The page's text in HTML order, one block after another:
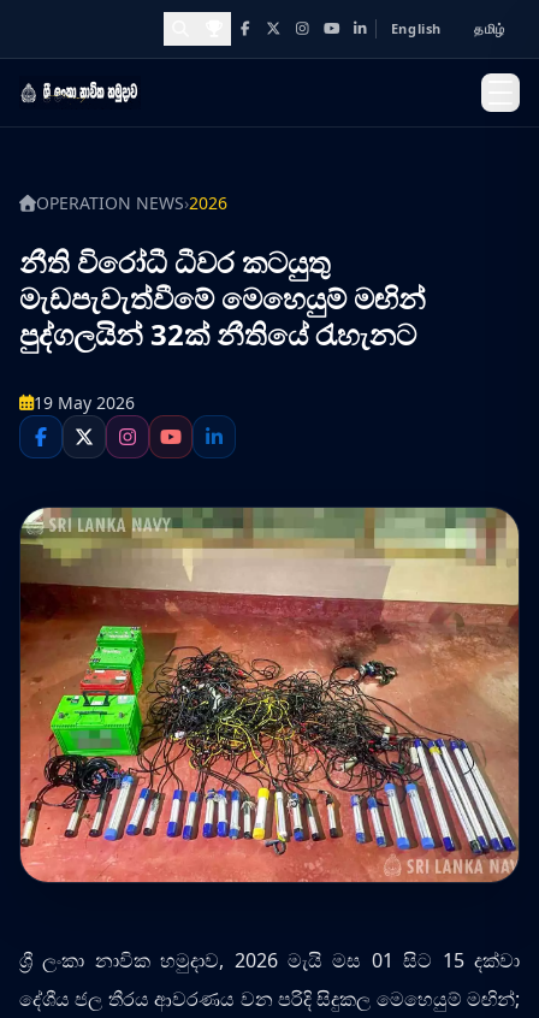
Awards and Achievements
Facebook
X Instagram
YouTubeLinkedInEnglish தமிழ்
OPERATION NEWS›2026
නීති විරෝධී ධීවර කටයුතු
මැඩපැවැත්වීමේ මෙහෙයුම් මඟින්
පුද්ගලයින් 32ක් නීතියේ රැහැනට
19 May 2026
ශ්‍රී ලංකා නාවික හමුදාව, 2026 මැයි මස 01 සිට 15 දක්වා
දේශීය ජල තීරය ආවරණය වන පරිදි සිදුකල මෙහෙයුම් මඟින්;